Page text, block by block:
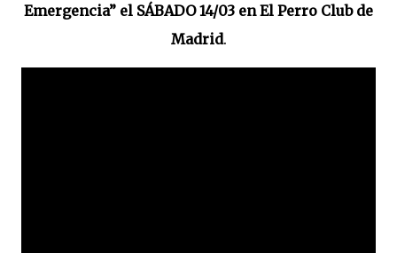
Emergencia” el SÁBADO 14/03 en El Perro Club de
Madrid.